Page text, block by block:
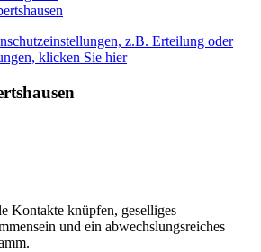
z.B. Erteilung oder
klicken Sie hier
Kontakte knüpfen, geselliges
und ein abwechslungsreiches